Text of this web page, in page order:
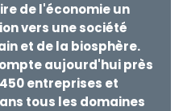
de l'économie un
vers une société
et de la biosphère.
aujourd'hui près
entreprises et
tous les domaines
découverte du
#2 CEC Suisse